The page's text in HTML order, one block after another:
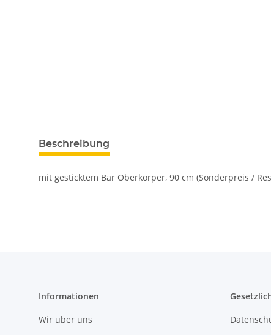
Beschreibung
mit gesticktem Bär Oberkörper, 90 cm (Sonderpreis /
Informationen
Wir über uns